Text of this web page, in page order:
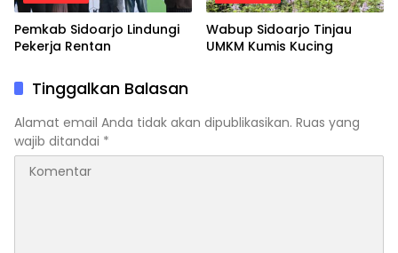
Pemkab Sidoarjo Lindungi
Pekerja Rentan
Wabup Sidoarjo Tinjau
UMKM Kumis Kucing
Tinggalkan Balasan
Alamat email Anda tidak akan dipublikasikan. Ruas yang
wajib ditandai *